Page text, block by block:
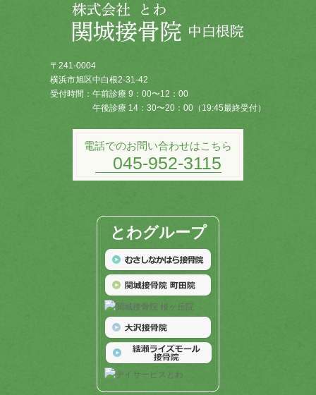
〒241-0004
横浜市旭区中白根2-31-42
受付時間： 午前診療 9：00〜12：00
午後診療 14：30〜20：00（19:45最終受付）
電話でのお問い合わせはこちら
045-952-3115
とわグループ